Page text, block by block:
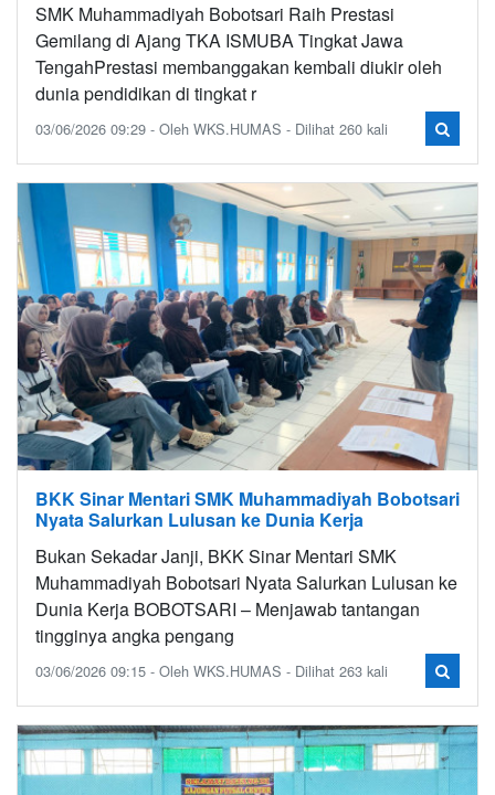
SMK Muhammadiyah Bobotsari Raih Prestasi
Gemilang di Ajang TKA ISMUBA Tingkat Jawa
Tengah ​Prestasi membanggakan kembali diukir oleh
dunia pendidikan di tingkat r
03/06/2026 09:29 - Oleh WKS.HUMAS - Dilihat 260 kali
BKK Sinar Mentari SMK Muhammadiyah Bobotsari
Nyata Salurkan Lulusan ke Dunia Kerja
Bukan Sekadar Janji, BKK Sinar Mentari SMK
Muhammadiyah Bobotsari Nyata Salurkan Lulusan ke
Dunia Kerja BOBOTSARI – Menjawab tantangan
tingginya angka pengang
03/06/2026 09:15 - Oleh WKS.HUMAS - Dilihat 263 kali